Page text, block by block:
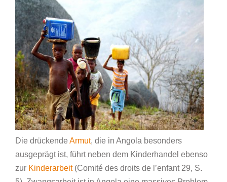
Die drückende Armut, die in Angola besonders
ausgeprägt ist, führt neben dem Kinderhandel ebenso
zur Kinderarbeit(Comité des droits de l’enfant 29, S.